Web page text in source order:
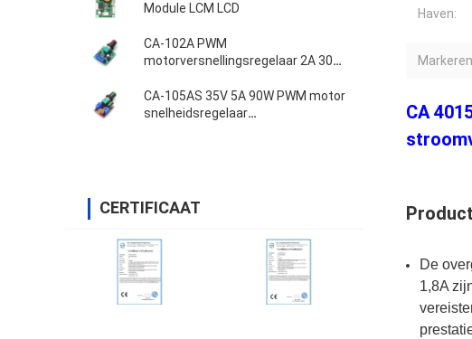
Module LCM LCD
CA-102A PWM
motorversnellingsregelaar 2A 30W
CA-105AS 35V 5A 90W PWM motor
snelheidsregelaar
CERTIFICAAT
Haven:
CA
De
1,8A